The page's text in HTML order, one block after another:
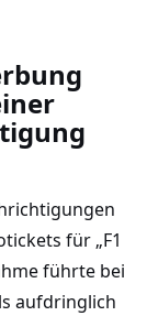
für „F1
führte bei
aufdringlich